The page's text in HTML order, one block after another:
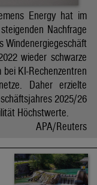
Energy hat im
Nachfrage
Windenergiegeschäft
wieder schwarze
KI-Rechenzentren
Daher erzielte
2025/26
Höchstwerte.
APA/Reuters